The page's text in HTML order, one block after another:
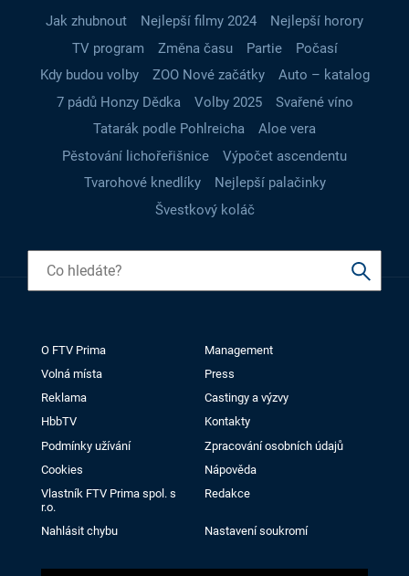
Jak zhubnout Nejlepší filmy 2024
Nejlepší horory
TV program
Změna času Partie
Počasí
Kdy budou volby
ZOO Nové začátky
Auto – katalog
7 pádů Honzy Dědka
Volby 2025
Svařené víno
Tatarák podle Pohlreicha
Aloe vera
Pěstování lichořeřišnice
Výpočet ascendentu
Tvarohové knedlíky
Nejlepší palačinky
Švestkový koláč
O FTV Prima
Management
Volná místa
Press
Reklama
Castingy a výzvy
HbbTV
Kontakty
Podmínky užívání
Zpracování osobních údajů
Cookies
Nápověda
Vlastník FTV Prima spol. s
r.o.
Redakce
Nahlásit chybu Nastavení soukromí